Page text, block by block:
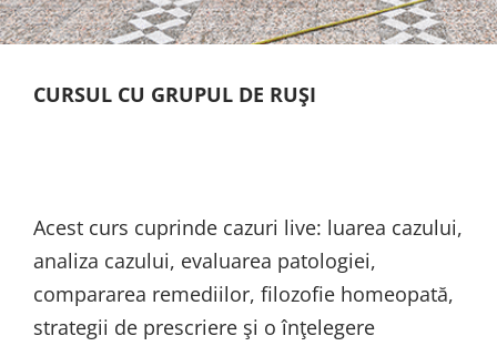
CURSUL CU GRUPUL DE RUŞI
Acest curs cuprinde cazuri live: luarea cazului,
analiza cazului, evaluarea patologiei,
compararea remediilor, filozofie homeopată,
strategii de prescriere şi o înţelegere